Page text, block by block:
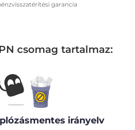
garancia
csomag tartalmaz:
irányelv